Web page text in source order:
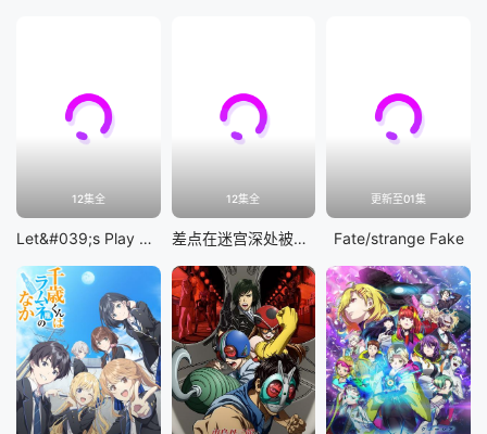
12集全
Let&#039;s Play 充满挑战的人生
12集全
差点在迷宫深处被信任的伙伴杀掉，但靠着天赐技能「无限扭蛋」获得等级9999的伙伴，我要向前队友和世界展开复仇&amp;「给他们好看！」
更新至01集
Fate/strange Fake